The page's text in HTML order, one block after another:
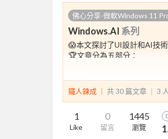
佛心分享-微軟Windows 11
Windows.AI 系列
😱本文探討了UI設計和AI技
🏆文章分為五部分：
✅首先，介紹了UI從傳統圖
✅接著，探討AI在智慧手機
✅第三部分聚焦AI在隱私安
✅最後，展望元宇宙、AI藝
鐵人鍊成 ｜ 共 30 篇文章 ｜ 3
1
Like
0
留言
1445
瀏覽